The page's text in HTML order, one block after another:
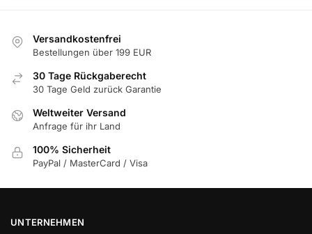
Versandkostenfrei
Bestellungen über 199 EUR
30 Tage Rückgaberecht
30 Tage Geld zurück Garantie
Weltweiter Versand
Anfrage für ihr Land
100% Sicherheit
PayPal / MasterCard / Visa
UNTERNEHMEN